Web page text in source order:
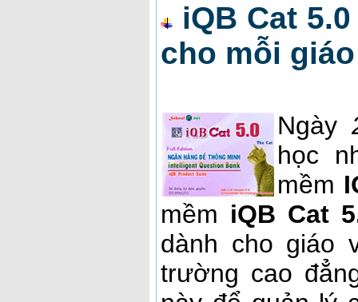
iQB Cat
cho mỗi
Ngày
học
mềm
mềm iQB Cat
dành cho giáo
trường cao